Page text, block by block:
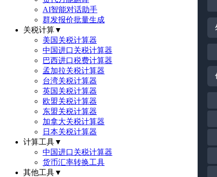
AI智能对话助手
群发报价批量生成
关税计算▼
美国关税计算器
中国进口关税计算器
巴西进口税费计算器
孟加拉关税计算器
台湾关税计算器
英国关税计算器
欧盟关税计算器
东盟关税计算器
加拿大关税计算器
日本关税计算器
计算工具▼
中国进口关税计算器
货币汇率转换工具
其他工具▼